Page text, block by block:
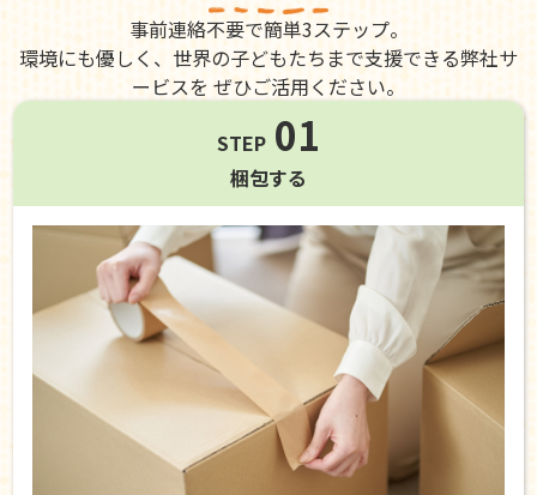
事前連絡不要で簡単3ステップ。
環境にも優しく、世界の子どもたちまで支援できる弊社サ
ービスを ぜひご活用ください。
STEP 01
梱包する